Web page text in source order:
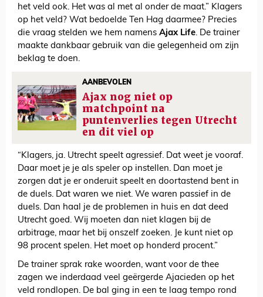
het veld ook. Het was al met al onder de maat.” Klagers
op het veld? Wat bedoelde Ten Hag daarmee? Precies
die vraag stelden we hem namens Ajax Life. De trainer
maakte dankbaar gebruik van die gelegenheid om zijn
beklag te doen.
AANBEVOLEN
Ajax nog niet op
matchpoint na
puntenverlies tegen Utrecht
en dit viel op
“Klagers, ja. Utrecht speelt agressief. Dat weet je vooraf.
Daar moet je je als speler op instellen. Dan moet je
zorgen dat je er onderuit speelt en doortastend bent in
de duels. Dat waren we niet. We waren passief in de
duels. Dan haal je de problemen in huis en dat deed
Utrecht goed. Wij moeten dan niet klagen bij de
arbitrage, maar het bij onszelf zoeken. Je kunt niet op
98 procent spelen. Het moet op honderd procent.”
De trainer sprak rake woorden, want voor de thee
zagen we inderdaad veel geërgerde Ajacieden op het
veld rondlopen. De bal ging in een te laag tempo rond